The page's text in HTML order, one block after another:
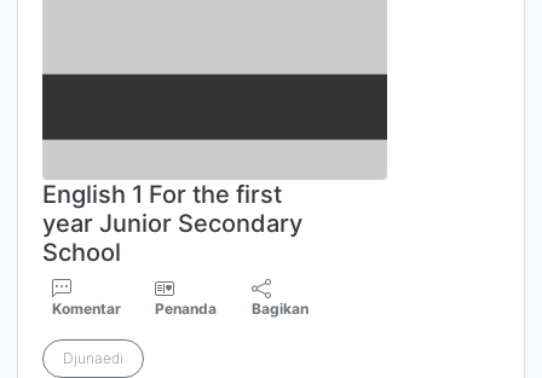
English 1 For the first
year Junior Secondary
School
Komentar Penanda Bagikan
Djunaedi